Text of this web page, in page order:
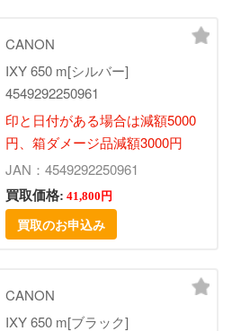
CANON
IXY 650 m[シルバー]
4549292250961
印と日付がある場合は減額5000
円、箱ダメージ品減額3000円
JAN：4549292250961
買取価格: 41,800円
買取のお申込み
CANON
IXY 650 m[ブラック]